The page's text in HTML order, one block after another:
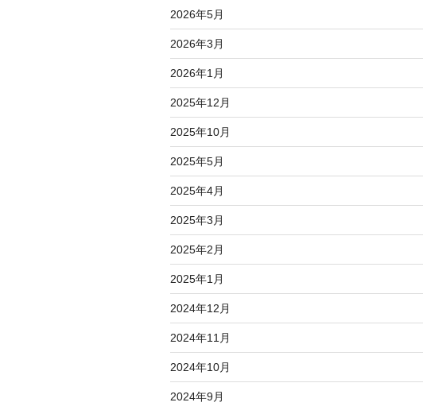
2026年5月
2026年3月
2026年1月
2025年12月
2025年10月
2025年5月
2025年4月
2025年3月
2025年2月
2025年1月
2024年12月
2024年11月
2024年10月
2024年9月